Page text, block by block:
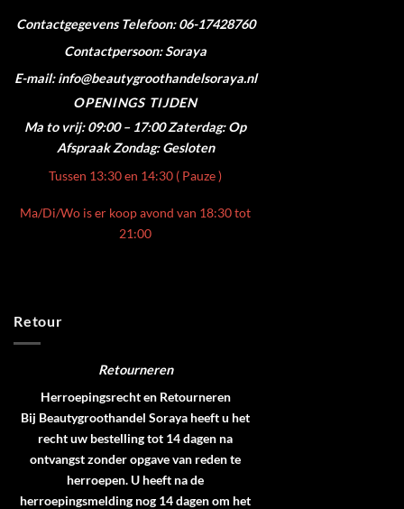
ContactgegevensTelefoon: 06-17428760
Contactpersoon: Soraya
E-mail: info@beautygroothandelsoraya.nl
OPENINGS TIJDEN
Ma to vrij: 09:00 – 17:00 Zaterdag: Op
Afspraak Zondag: Gesloten
Tussen 13:30 en 14:30 ( Pauze )
Ma/Di/Wo is er koop avond van 18:30 tot
21:00
Retour
Retourneren
Herroepingsrecht en Retourneren
Bij Beautygroothandel Soraya heeft u het
recht uw bestelling tot 14 dagen na
ontvangst zonder opgave van reden te
herroepen. U heeft na de
herroepingsmelding nog 14 dagen om het